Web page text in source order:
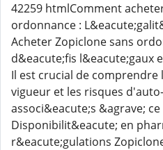
42259 htmlComment
ordonnance :
Acheter Zopiclone sans
d&eacute;fis l&eacute;gaux
Il est crucial de
vigueur et les risques
associ&eacute;s &agrave;
Disponibilit&eacute; en
r&eacute;gulations